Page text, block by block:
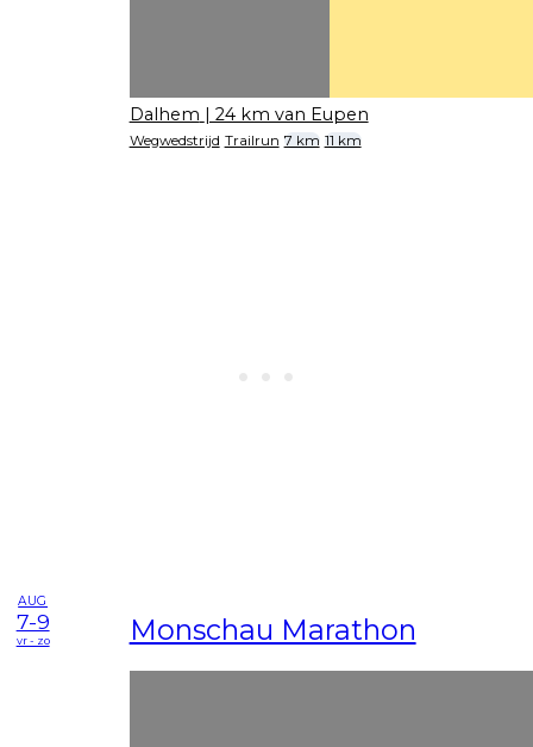
Dalhem | 24 km van Eupen
Wegwedstrijd Trailrun 7 km 11 km
AUG
7-9
vr - zo Monschau Marathon